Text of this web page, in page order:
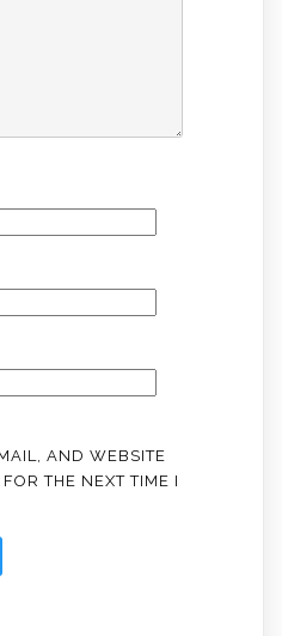
AND WEBSITE
THE NEXT TIME I